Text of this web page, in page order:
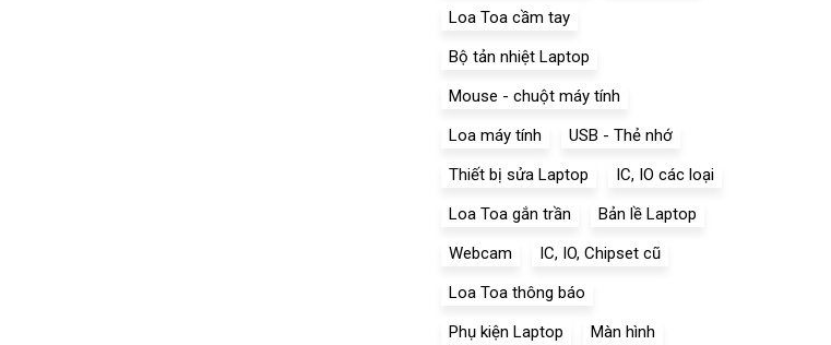
Loa Toa cầm tay
Bộ tản nhiệt Laptop
Mouse - chuột máy tính
Loa máy tính
USB - Thẻ nhớ
Thiết bị sửa Laptop
IC, IO các loại
Loa Toa gắn trần
Bản lề Laptop
Webcam
IC, IO, Chipset cũ
Loa Toa thông báo
Phụ kiện Laptop
Màn hình